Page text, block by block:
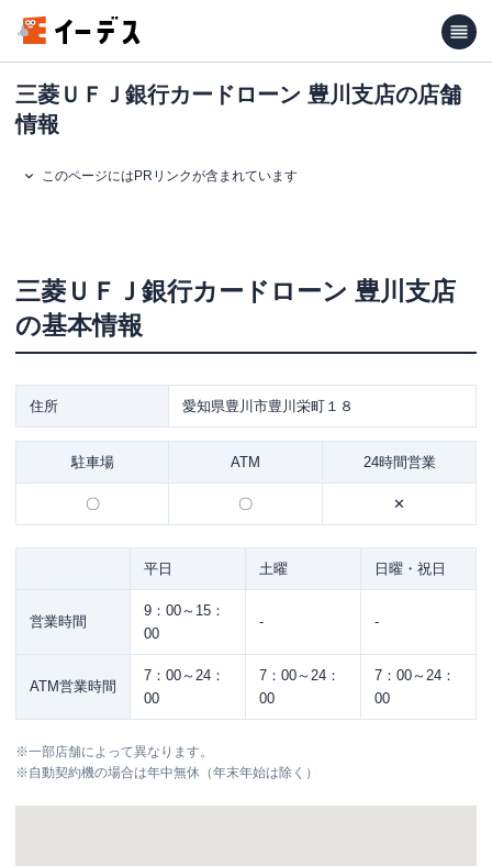
三菱ＵＦＪ銀行カードローン 豊川支店の店舗
情報
このページにはPRリンクが含まれています
三菱ＵＦＪ銀行カードローン 豊川支店
の基本情報
住所 愛知県豊川市豊川栄町１８
駐車場 ATM 24時間営業
〇 〇 ✕
平日 土曜 日曜・祝日
営業時間
9：00～15：
00
- -
ATM営業時間
7：00～24：
00
7：00～24：
00
7：00～24：
00
※一部店舗によって異なります。
※自動契約機の場合は年中無休（年末年始は除く）